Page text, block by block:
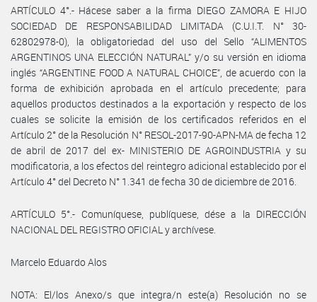
ARTÍCULO 4°.- Hácese saber a la firma DIEGO ZAMORA E HIJO
SOCIEDAD DE RESPONSABILIDAD LIMITADA (C.U.I.T. N° 30-
62802978-0), la obligatoriedad del uso del Sello “ALIMENTOS
ARGENTINOS UNA ELECCIÓN NATURAL” y/o su versión en idioma
inglés “ARGENTINE FOOD A NATURAL CHOICE”, de acuerdo con la
forma de exhibición aprobada en el artículo precedente; para
aquellos productos destinados a la exportación y respecto de los
cuales se solicite la emisión de los certificados referidos en el
Artículo 2° de la Resolución N° RESOL-2017-90-APN-MA de fecha 12
de abril de 2017 del ex- MINISTERIO DE AGROINDUSTRIA y su
modificatoria, a los efectos del reintegro adicional establecido por el
Artículo 4° del Decreto N° 1.341 de fecha 30 de diciembre de 2016.
ARTÍCULO 5°.- Comuníquese, publíquese, dése a la DIRECCIÓN
NACIONAL DEL REGISTRO OFICIAL y archívese.
Marcelo Eduardo Alos
NOTA: El/los Anexo/s que integra/n este(a) Resolución no se